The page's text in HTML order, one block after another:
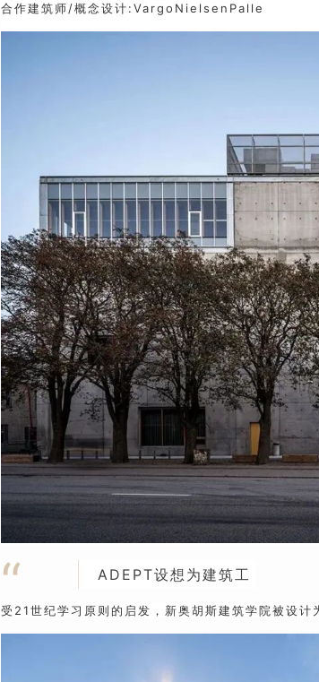
合作建筑师/概念设计:VargoNielsenPalle
“ ADEPT设想为建筑工
受21世纪学习原则的启发，新奥胡斯建筑学院被设计